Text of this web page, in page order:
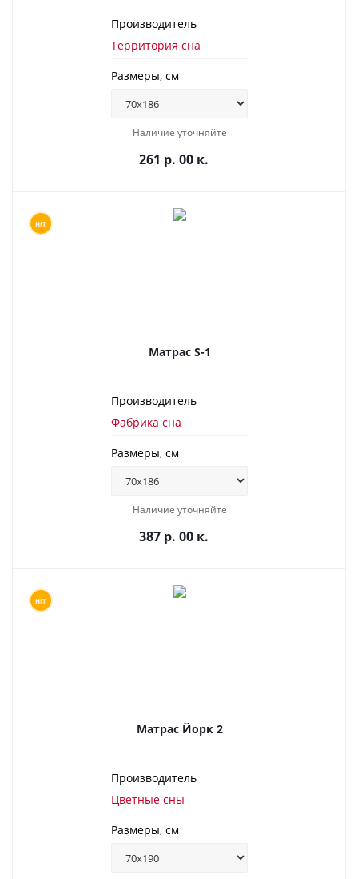
Производитель
Территория сна
Размеры, см
Наличие уточняйте
261 р. 00 к.
HIT
Матрас S-1
Производитель
Фабрика сна
Размеры, см
Наличие уточняйте
387 р. 00 к.
HIT
Матрас Йорк 2
Производитель
Цветные сны
Размеры, см